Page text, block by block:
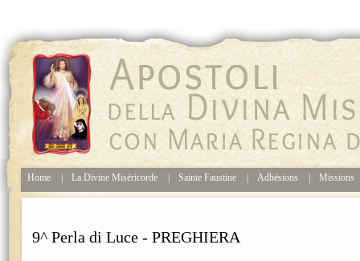
Home La Divine Miséricorde Sainte Faustine Adhésions Missions
9^ Perla di Luce - PREGHIERA